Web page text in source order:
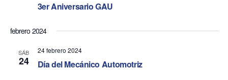
3er Aniversario GAU
febrero 2024
SÁB
24
24 febrero 2024
Día del Mecánico Automotriz